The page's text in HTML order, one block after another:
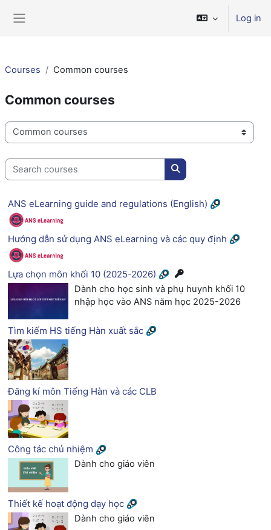
Log in
Courses Common courses
Common courses
Course categories
Search courses
Search courses
ANS eLearning guide and regulations (English)
Hướng dẫn sử dụng ANS eLearning và các quy định
Lựa chọn môn khối 10 (2025-2026)
Dành cho học sinh và phụ huynh khối 10
nhập học vào ANS năm học 2025-2026
Tìm kiếm HS tiếng Hàn xuất sắc
Đăng kí môn Tiếng Hàn và các CLB
Công tác chủ nhiệm
Dành cho giáo viên
Thiết kế hoạt động dạy học
Dành cho giáo viên